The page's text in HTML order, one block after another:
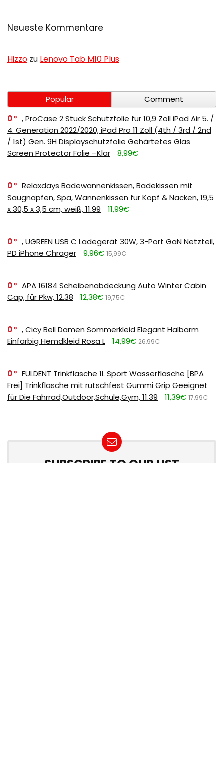
Neueste Kommentare
Hizzo zu Lenovo Tab M10 Plus
Popular
Comment
0
, ProCase 2 Stück Schutzfolie für 10,9 Zoll iPad Air 5. /
4. Generation 2022/2020, iPad Pro 11 Zoll (4th / 3rd / 2nd
/ 1st) Gen. 9H Displayschutzfolie Gehärtetes Glas
Screen Protector Folie –Klar
8,99€
0
Relaxdays Badewannenkissen, Badekissen mit
Saugnäpfen, Spa, Wannenkissen für Kopf & Nacken, 19,5
x 30,5 x 3,5 cm, weiß, 11.99
11,99€
0
, UGREEN USB C Ladegerät 30W, 3-Port GaN Netzteil,
PD iPhone Chrager
9,96€ 15,99€
0
APA 16184 Scheibenabdeckung Auto Winter Cabin
Cap, für Pkw, 12.38
12,38€ 19,75€
0
, Cicy Bell Damen Sommerkleid Elegant Halbarm
Einfarbig Hemdkleid Rosa L
14,99€ 26,99€
0
FULDENT Trinkflasche 1L Sport Wasserflasche [BPA
Frei] Trinkflasche mit rutschfest Gummi Grip Geeignet
für Die Fahrrad,Outdoor,Schule,Gym, 11.39
11,39€ 17,99€
SUBSCRIBE TO OUR LIST